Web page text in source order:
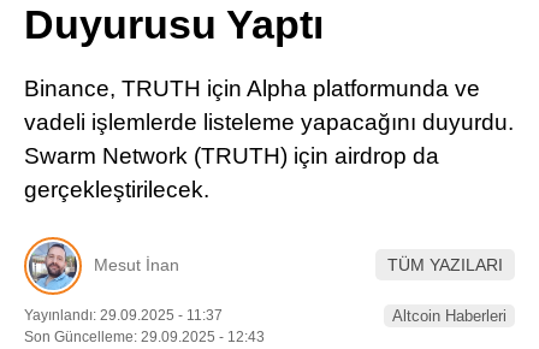
Telegram
Duyurusu Yaptı
Binance, TRUTH için Alpha platformunda ve
vadeli işlemlerde listeleme yapacağını duyurdu.
Swarm Network (TRUTH) için airdrop da
gerçekleştirilecek.
Mesut İnan TÜM YAZILARI
Yayınlandı: 29.09.2025 - 11:37
Son Güncelleme: 29.09.2025 - 12:43
Altcoin Haberleri